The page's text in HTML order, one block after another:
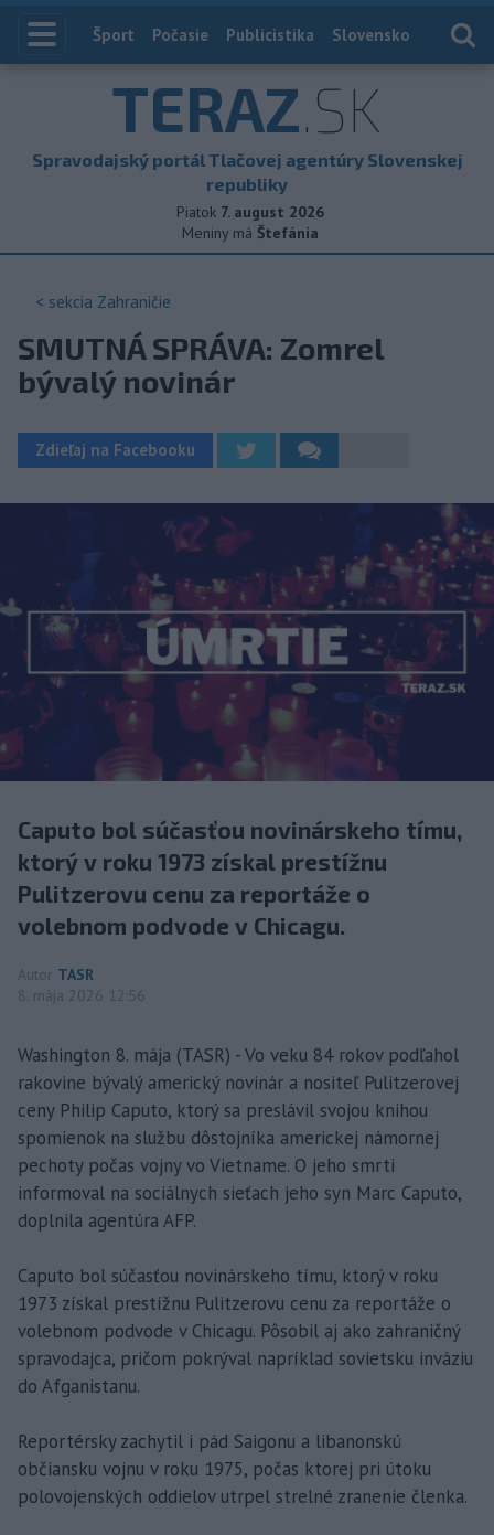
Index
Šport Počasie Publicistika Slovensko
TERAZ.SK
Spravodajský portál Tlačovej agentúry Slovenskej
republiky
Piatok 7. august 2026
Meniny má Štefánia
< sekcia Zahraničie
SMUTNÁ SPRÁVA: Zomrel
bývalý novinár
Zdieľaj na Facebooku
Caputo bol súčasťou novinárskeho tímu,
ktorý v roku 1973 získal prestížnu
Pulitzerovu cenu za reportáže o
volebnom podvode v Chicagu.
Autor TASR
8. mája 2026 12:56
Washington 8. mája (TASR) - Vo veku 84 rokov podľahol
rakovine bývalý americký novinár a nositeľ Pulitzerovej
ceny Philip Caputo, ktorý sa preslávil svojou knihou
spomienok na službu dôstojníka americkej námornej
pechoty počas vojny vo Vietname. O jeho smrti
informoval na sociálnych sieťach jeho syn Marc Caputo,
doplnila agentúra AFP.
Caputo bol súčasťou novinárskeho tímu, ktorý v roku
1973 získal prestížnu Pulitzerovu cenu za reportáže o
volebnom podvode v Chicagu. Pôsobil aj ako zahraničný
spravodajca, pričom pokrýval napríklad sovietsku inváziu
do Afganistanu.
Reportérsky zachytil i pád Saigonu a libanonskú
občiansku vojnu v roku 1975, počas ktorej pri útoku
polovojenských oddielov utrpel strelné zranenie členka.